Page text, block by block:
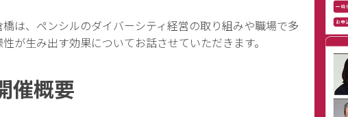
橋は、ペンシルのダイバーシティ経営の取り組みや職場で多
性が生み出す効果についてお話させていただきます。
催概要